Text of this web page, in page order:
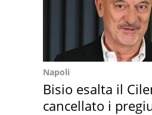
Napoli
Bisio esalta il
cancellato i